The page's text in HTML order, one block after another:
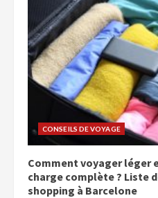
CONSEILS DE VOYAGE
Comment voyager léger
charge complète ? Liste
shopping à Barcelone